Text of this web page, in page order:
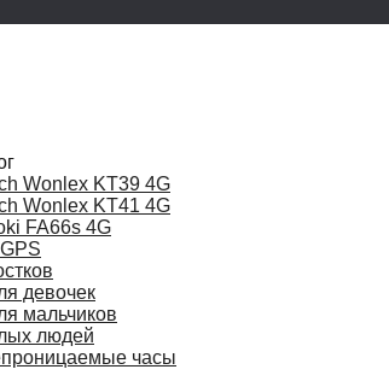
Wonlex KT39 4G
Wonlex KT41 4G
FA66s 4G
девочек
мальчиков
людей
часы